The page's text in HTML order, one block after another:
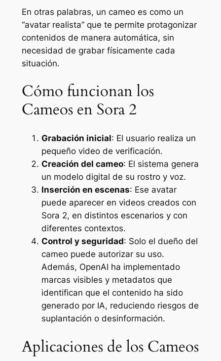
En otras palabras, un cameo es como un
“avatar realista” que te permite protagonizar
contenidos de manera automática, sin
necesidad de grabar físicamente cada
situación.
Cómo funcionan los
Cameos en Sora 2
Grabación inicial: El usuario realiza un
pequeño video de verificación.
Creación del cameo: El sistema genera
un modelo digital de su rostro y voz.
Inserción en escenas: Ese avatar
puede aparecer en videos creados con
Sora 2, en distintos escenarios y con
diferentes contextos.
Control y seguridad: Solo el dueño del
cameo puede autorizar su uso.
Además, OpenAI ha implementado
marcas visibles y metadatos que
identifican que el contenido ha sido
generado por IA, reduciendo riesgos de
suplantación o desinformación.
Aplicaciones de los Cameos